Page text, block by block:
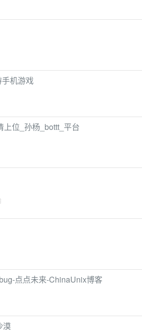
机游戏
上位_孙杨_bottt_平台
点点未来-ChinaUnix博客
漠